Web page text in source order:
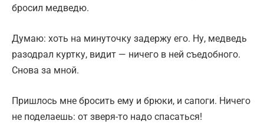
бросил медведю.
Думаю: хоть на минуточку задержу его. Ну, медведь
разодрал куртку, видит — ничего в ней съедобного.
Снова за мной.
Пришлось мне бросить ему и брюки, и сапоги. Ничего
не поделаешь: от зверя-то надо спасаться!